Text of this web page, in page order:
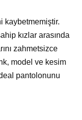
kaybetmemiştir.
kızlar arasında
zahmetsizce
model ve kesim
pantolonunu